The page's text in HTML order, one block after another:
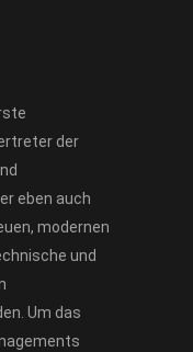
der
eben auch
modernen
und
Um das